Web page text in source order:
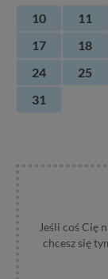
10
11
17
18
24
25
31
Jeśli coś Cię
chcesz się